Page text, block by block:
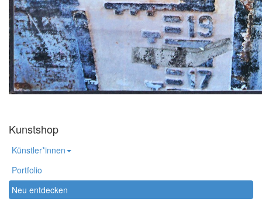
Kunstshop
Künstler*innen
Portfolio
Neu entdecken